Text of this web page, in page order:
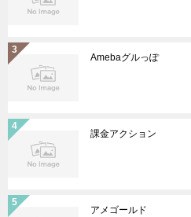
Amebaグルっぽ
課金アクション
アメゴールド